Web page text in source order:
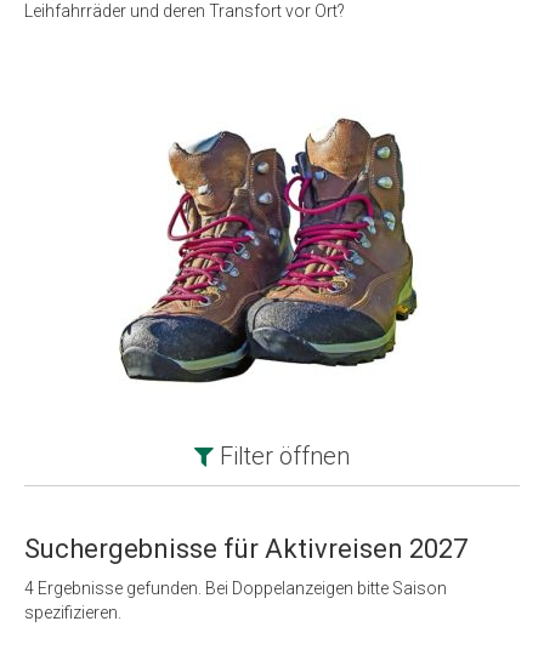
Leihfahrräder und deren Transfort vor Ort?
Filter öffnen
Suchergebnisse für Aktivreisen 2027
4 Ergebnisse gefunden. Bei Doppelanzeigen bitte Saison
spezifizieren.